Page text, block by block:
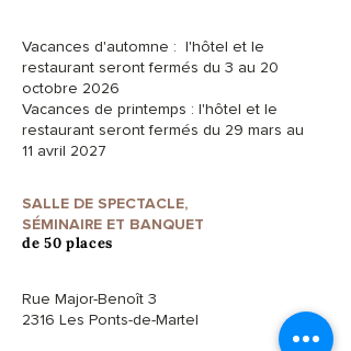
Vacances d'automne : l'hôtel et le
restaurant seront fermés du 3 au 20
octobre 2026
Vacances de printemps : l'hôtel et le
restaurant seront fermés du 29 mars au
11 avril 2027
SALLE DE SPECTACLE,
SÉMINAIRE ET BANQUET
de 50 places
Rue Major-Benoît 3
2316 Les Ponts-de-Martel